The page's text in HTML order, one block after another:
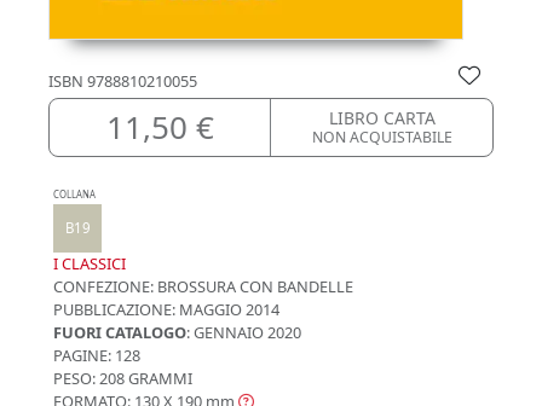
ISBN 9788810210055
11,50 € LIBRO CARTA
NON ACQUISTABILE
COLLANA
B19
I CLASSICI
CONFEZIONE: BROSSURA CON BANDELLE
PUBBLICAZIONE: MAGGIO 2014
FUORI CATALOGO: GENNAIO 2020
PAGINE: 128
PESO: 208 GRAMMI
FORMATO: 130 X 190 mm